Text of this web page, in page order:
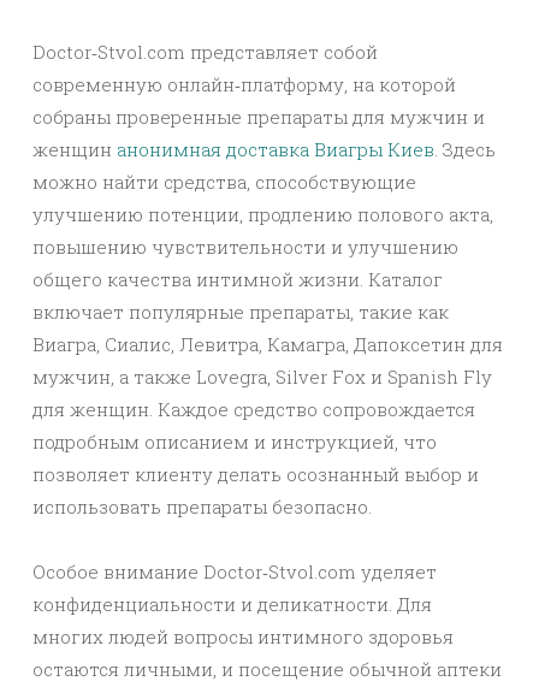
Doctor‑Stvol.com представляет собой
современную онлайн‑платформу, на которой
собраны проверенные препараты для мужчин и
женщин анонимная доставка Виагры Киев. Здесь
можно найти средства, способствующие
улучшению потенции, продлению полового акта,
повышению чувствительности и улучшению
общего качества интимной жизни. Каталог
включает популярные препараты, такие как
Виагра, Сиалис, Левитра, Камагра, Дапоксетин для
мужчин, а также Lovegra, Silver Fox и Spanish Fly
для женщин. Каждое средство сопровождается
подробным описанием и инструкцией, что
позволяет клиенту делать осознанный выбор и
использовать препараты безопасно.
Особое внимание Doctor‑Stvol.com уделяет
конфиденциальности и деликатности. Для
многих людей вопросы интимного здоровья
остаются личными, и посещение обычной аптеки